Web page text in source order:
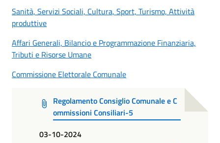
Sanità, Servizi Sociali, Cultura, Sport, Turismo, Attività
produttive
Affari Generali, Bilancio e Programmazione Finanziaria,
Tributi e Risorse Umane
Commissione Elettorale Comunale
Regolamento Consiglio Comunale e C
ommissioni Consiliari-5
03-10-2024